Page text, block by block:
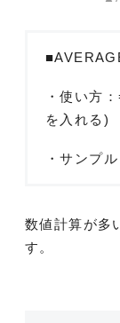
・使い方
を入れる)
・サンプ
数値計算が多
す。